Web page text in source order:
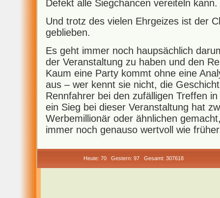
Defekt alle Siegchancen vereiteln kann.
Und trotz des vielen Ehrgeizes ist der
geblieben.
Es geht immer noch haupsächlich
der Veranstaltung zu haben und den
Kaum eine Party kommt ohne eine
aus – wer kennt sie nicht, die
Rennfahrer bei den zufälligen Treffen
ein Sieg bei dieser Veranstaltung hat
Werbemillionär oder ähnlichen
immer noch genauso wertvoll wie
Heute: 70 Gestern: 97 Gesamt: 307618